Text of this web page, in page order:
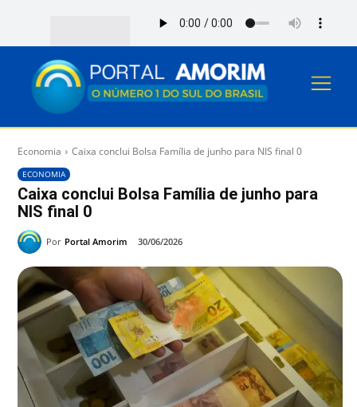
Economia Caixa conclui Bolsa Família de junho para NIS final 0
ECONOMIA
Caixa conclui Bolsa Família de junho para
NIS final 0
Por Portal Amorim 30/06/2026